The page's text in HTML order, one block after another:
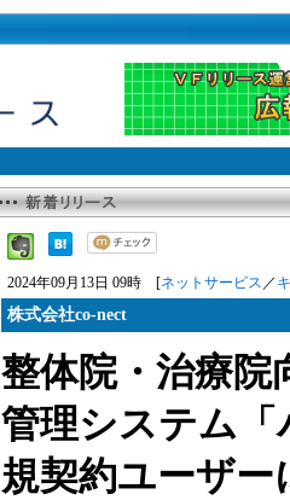
2024年09月13日 09時 [ネットサービス ／
株式会社co-nect
整体院・治療院
管理システム
規契約ユーザ